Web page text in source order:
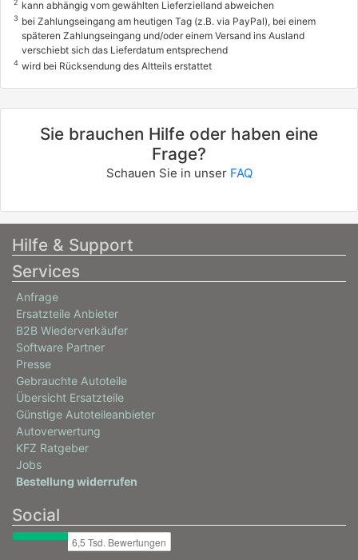
2 kann abhängig vom gewählten Lieferzielland abweichen
3 bei Zahlungseingang am heutigen Tag (z.B. via PayPal), bei einem
späteren Zahlungseingang und/oder einem Versand ins Ausland
verschiebt sich das Lieferdatum entsprechend
4 wird bei Rücksendung des Altteils erstattet
Sie brauchen Hilfe oder haben eine
Frage?
Schauen Sie in unser FAQ
Hilfe & Support
Services
Anfrage
Ersatzteile Anbieter
B2B Wiederverkäufer
Software Partner
Presse
Gebrauchte Autoteile
Übersicht Ersatzteile
Günstige Autoteileanbieter
Autoverwertung
KFZ Ratgeber
Jobs
Bestellung widerrufen
Social